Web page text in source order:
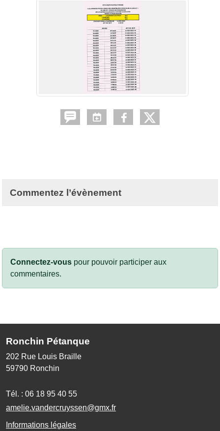
Commentez l’évènement
Connectez-vous pour pouvoir participer aux
commentaires.
Ronchin Pétanque
202 Rue Louis Braille
59790 Ronchin
Tél. : 06 18 95 40 55
amelie.vandercruyssen@gmx.fr
Informations légales